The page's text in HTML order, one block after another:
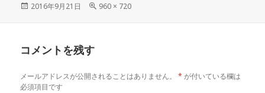
投
2016年9月21日
フ
960 × 720
コメントを残す
メールアドレスが公開されることはありません。 * が付いている欄は
必須項目です